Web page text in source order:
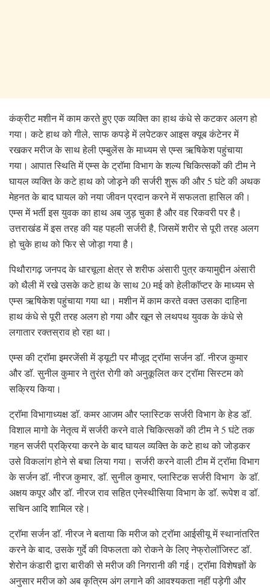
कंक्रीट मशीन में काम करते हुए एक व्यक्ति का हाथ कंधे से कटकर अलग हो
गया। कटे हाथ को गीले, साफ कपड़े में लपेटकर आइस क्यूब कंटेनर में
रखकर मरीज के साथ हेली एम्बुलेंस के माध्यम से एम्स ऋषिकेश पहुंचाया
गया। आपात स्थिति में एम्स के ट्राॅमा विभाग के शल्य चिकित्सकों की टीम ने
घायल व्यक्ति के कटे हाथ को जोड़़ने की सर्जरी शुरू की और 5 घंटे की अथक
मेहनत के बाद घायल को नया जीवन प्रदान करने में सफलता हासिल की।
एम्स में भर्ती इस युवक का हाथ अब जुड़ चुका है और वह रिकवरी पर है।
उत्तराखंड में इस तरह की यह पहली सर्जरी है, जिसमें शरीर से पूरी तरह अलग
हो चुके हाथ को फिर से जोड़ा गया है।
पिथौरागढ़ जनपद के धारचूला क्षेत्र से शरीफ अंसारी पुत्र कयामुद्दीन अंसारी
को थैली में रखे उसके कटे हाथ के साथ 20 मई को हेलीकाॅप्टर के माध्यम से
एम्स ऋषिकेश पहुंचाया गया था। मशीन में काम करते वक्त उसका दाहिना
हाथ कंधे से पूरी तरह अलग हो गया और खून से लथपथ युवक के कंधे से
लगातार रक्तस्राव हो रहा था।
एम्स की ट्राॅमा इमरजेंसी में ड्यूटी पर मौजूद ट्राॅमा सर्जन डॉ. नीरज कुमार
और डाॅ. सुनील कुमार ने तुरंत रोगी को अनुकूलित कर ट्रॉमा सिस्टम को
सक्रिय किया।
ट्राॅमा विभागाध्यक्ष डाॅ. कमर आजम और प्लास्टिक सर्जरी विभाग के हेड डाॅ.
विशाल मागो के नेतृत्व में सर्जरी करने वाले चिकित्सकों की टीम ने 5 घंटे तक
गहन सर्जरी प्रक्रिया करने के बाद घायल व्यक्ति के कटे हाथ को जोड़कर
उसे विकलांग होने से बचा लिया गया। सर्जरी करने वाली टीम में ट्राॅमा विभाग
के सर्जन डाॅ. नीरज कुमार, डाॅ. सुनील कुमार, प्लास्टिक सर्जरी विभाग के डाॅ.
अक्षय कपूर और डाॅ. नीरज राव सहित एनेस्थीसिया विभाग के डाॅ. रूपेश व डॉ.
सचिन आदि शामिल रहे।
ट्राॅमा सर्जन डाॅ. नीरज ने बताया कि मरीज को ट्रॉमा आईसीयू में स्थानांतरित
करने के बाद, उसके गुर्दे की विफलता को रोकने के लिए नेफ्रोलॉजिस्ट डॉ.
शेरोन कंडारी द्वारा बारीकी से मरीज की निगरानी की गई। ट्राॅमा विशेषज्ञों के
अनुसार मरीज को अब कृत्रिम अंग लगाने की आवश्यकता नहीं पड़ेगी और